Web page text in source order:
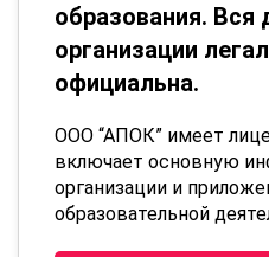
образования. Вся
организации
официальна.
ООО “АПОК” имеет
включает основную
организации и
образовательной